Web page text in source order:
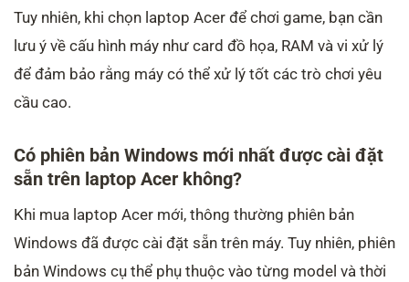
Tuy nhiên, khi chọn laptop Acer để chơi game, bạn cần
lưu ý về cấu hình máy như card đồ họa, RAM và vi xử lý
để đảm bảo rằng máy có thể xử lý tốt các trò chơi yêu
cầu cao.
Có phiên bản Windows mới nhất được cài đặt
sẵn trên laptop Acer không?
Khi mua laptop Acer mới, thông thường phiên bản
Windows đã được cài đặt sẵn trên máy. Tuy nhiên, phiên
bản Windows cụ thể phụ thuộc vào từng model và thời